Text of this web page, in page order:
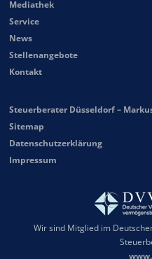
Mediathek
Service
News
Stellenangebote
Kontakt
Steuerberater Düsseldorf –
Sitemap
Datenschutzerklärung
Impressum
Wir sind Mitglied im